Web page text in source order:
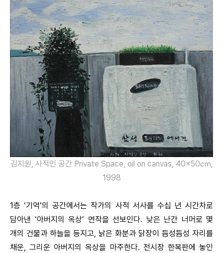
김지원, 사적인 공간 Private Space, oil on canvas, 40×50㎝,
1998
1층 ‘기억’의 공간에서는 작가의 사적 서사를 수십 년 시간차로
담아낸 ‘아버지의 옥상’ 연작을 선보인다. 낮은 난간 너머로 몇
개의 건물과 하늘을 등지고, 낡은 화분과 닭장이 듬성듬성 자리를
채운, 그리운 아버지의 옥상을 마주한다. 전시장 한복판에 놓인